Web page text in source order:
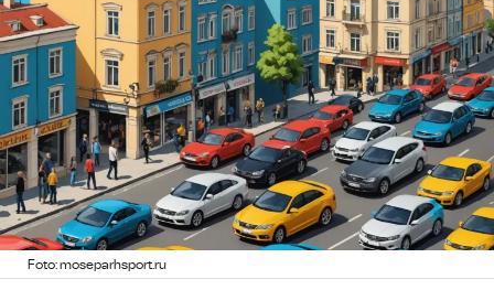
Foto: moseparhsport.ru